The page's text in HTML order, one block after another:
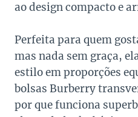
ao design compacto e
Perfeita para quem
mas nada sem graça,
estilo em proporções
bolsas Burberry
por que funciona